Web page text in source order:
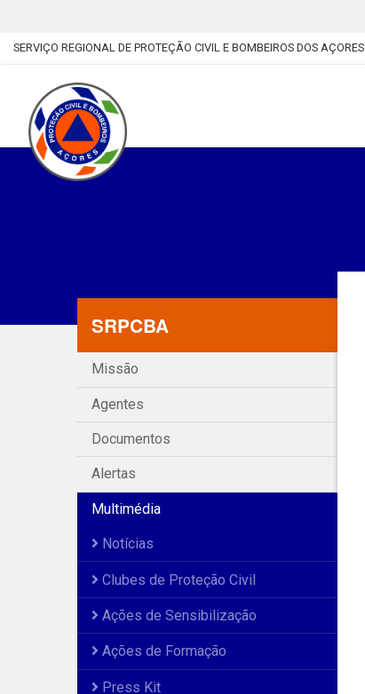
SERVIÇO REGIONAL DE PROTEÇÃO CIVIL E BOMBEIROS DOS AÇORES
SRPCBA
Missão
Agentes
Documentos
Alertas
Multimédia
Notícias
Clubes de Proteção Civil
Ações de Sensibilização
Ações de Formação
Press Kit